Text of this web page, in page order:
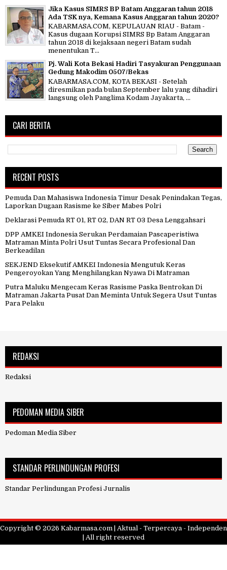
Jika Kasus SIMRS BP Batam Anggaran tahun 2018
Ada TSK nya, Kemana Kasus Anggaran tahun 2020?
KABARMASA.COM, KEPULAUAN RIAU - Batam -
Kasus dugaan Korupsi SIMRS Bp Batam Anggaran
tahun 2018 di kejaksaan negeri Batam sudah
menentukan T...
Pj. Wali Kota Bekasi Hadiri Tasyakuran Penggunaan
Gedung Makodim 0507/Bekas
KABARMASA.COM, KOTA BEKASI - Setelah
diresmikan pada bulan September lalu yang dihadiri
langsung oleh Panglima Kodam Jayakarta, ...
CARI BERITA
RECENT POSTS
Pemuda Dan Mahasiswa Indonesia Timur Desak Penindakan Tegas,
Laporkan Dugaan Rasisme ke Siber Mabes Polri
Deklarasi Pemuda RT 01, RT 02, DAN RT 03 Desa Lenggahsari
DPP AMKEI Indonesia Serukan Perdamaian Pascaperistiwa
Matraman Minta Polri Usut Tuntas Secara Profesional Dan
Berkeadilan
SEKJEND Eksekutif AMKEI Indonesia Mengutuk Keras
Pengeroyokan Yang Menghilangkan Nyawa Di Matraman
Putra Maluku Mengecam Keras Rasisme Paska Bentrokan Di
Matraman Jakarta Pusat Dan Meminta Untuk Segera Usut Tuntas
Para Pelaku
REDAKSI
Redaksi
PEDOMAN MEDIA SIBER
Pedoman Media Siber
STANDAR PERLINDUNGAN PROFESI
Standar Perlindungan Profesi Jurnalis
Copyright © 2026 Kabarmasa.com | Aktual - Terpercaya - Independen
| All right reserved